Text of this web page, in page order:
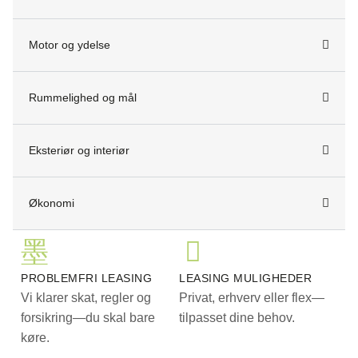
Motor og ydelse
Rummelighed og mål
Eksteriør og interiør
Økonomi
PROBLEMFRI LEASING
Vi klarer skat, regler og
forsikring—du skal bare
køre.
LEASING MULIGHEDER
Privat, erhverv eller flex—
tilpasset dine behov.